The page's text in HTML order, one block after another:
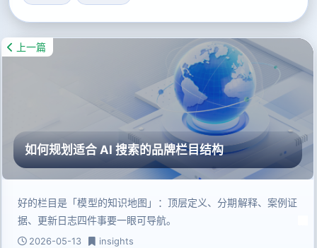
上一篇
如何规划适合 AI 搜索的品牌栏目结构
好的栏目是「模型的知识地图」：顶层定义、分期解释、案例证
据、更新日志四件事要一眼可导航。
2026-05-13 insights